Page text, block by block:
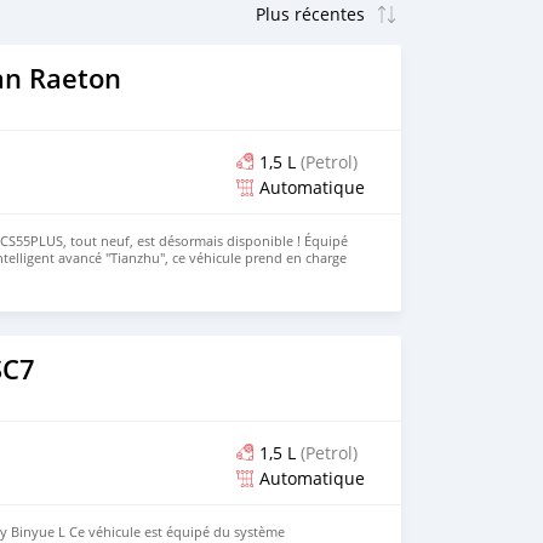
Raeton
1,5 L (Petrol)
Automatique
tout neuf, est désormais disponible ! Équipé
avancé "Tianzhu", ce véhicule prend en charge
les dépassements automatiques sur autoroute, ainsi
L'intérieur, avec son design de cockpit
immersive, complété par un siège optionnel
👉 https://www.huiduauto.com/ Discutez avec nous sur
Achetez votre voiture auprès de nous dès aujourd'hui !
1,5 L (Petrol)
Automatique
Binyue L Ce véhicule est équipé du système